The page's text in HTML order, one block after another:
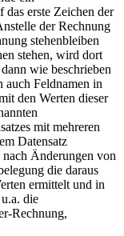
erste Zeichen der
der Rechnung
stehenbleiben
stehen, wird dort
wie beschrieben
auch Feldnamen in
den Werten dieser
mit mehreren
Datensatz
Änderungen von
die daraus
ermittelt und in
die
Rechnung,